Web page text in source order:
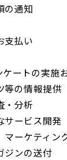
の通知
支払い
ケートの実施
等の情報提供
・分析
サービス開発
マーケティン
ジンの送付